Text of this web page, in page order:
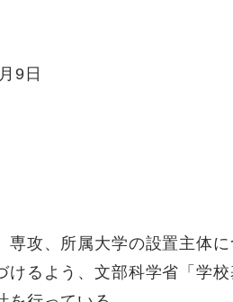
9日
攻、所属大学の設置主体に
けるよう、文部科学省「学